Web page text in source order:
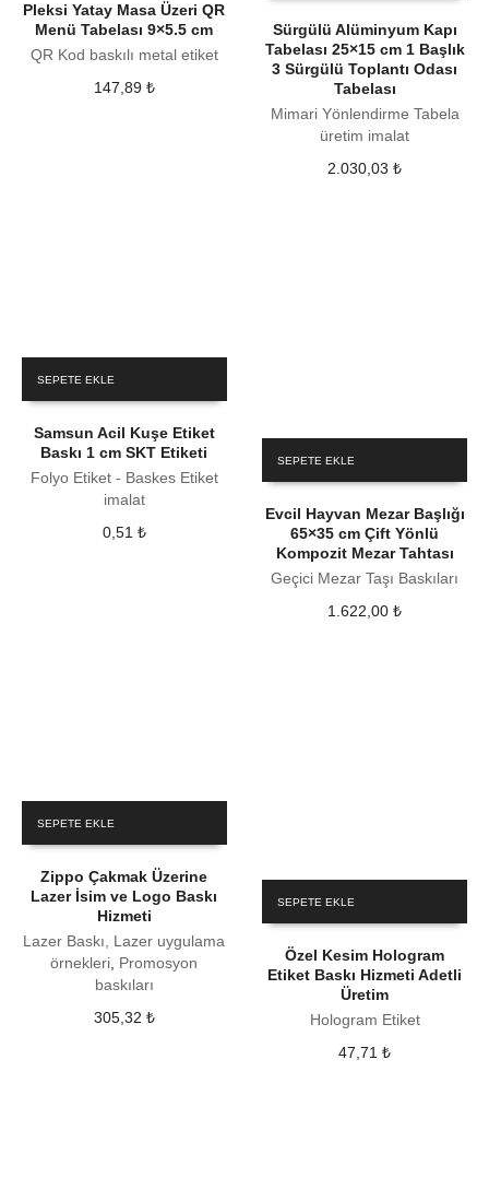
Pleksi Yatay Masa Üzeri QR
Menü Tabelası 9×5.5 cm
QR Kod baskılı metal etiket
147,89 ₺
Sürgülü Alüminyum Kapı
Tabelası 25×15 cm 1 Başlık
3 Sürgülü Toplantı Odası
Tabelası
Mimari Yönlendirme Tabela
üretim imalat
2.030,03₺
SEPETE EKLE
Samsun Acil Kuşe Etiket
Baskı 1 cm SKT Etiketi
Folyo Etiket - Baskes Etiket
imalat
0,51 ₺
SEPETE EKLE
Evcil Hayvan Mezar Başlığı
65×35 cm Çift Yönlü
Kompozit Mezar Tahtası
Geçici Mezar Taşı Baskıları
1.622,00₺
SEPETE EKLE
Zippo Çakmak Üzerine
Lazer İsim ve Logo Baskı
Hizmeti
Lazer Baskı, Lazer uygulama
örnekleri, Promosyon
baskıları
305,32 ₺
SEPETE EKLE
Özel Kesim Hologram
Etiket Baskı Hizmeti Adetli
Üretim
Hologram Etiket
47,71₺